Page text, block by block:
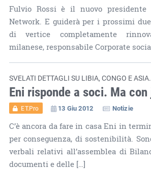
Fulvio Rossi è il nuovo presidente
Network. E guiderà per i prossimi
di vertice completamente
milanese, responsabile Corporate
SVELATI DETTAGLI SU LIBIA, CONGO E
Eni risponde a soci. Ma
ET.Pro 13 Giu 2012 Notizie
C’è ancora da fare in casa Eni in
per conseguenza, di sostenibilità.
verbali relativi all’assemblea di
documenti e delle […]